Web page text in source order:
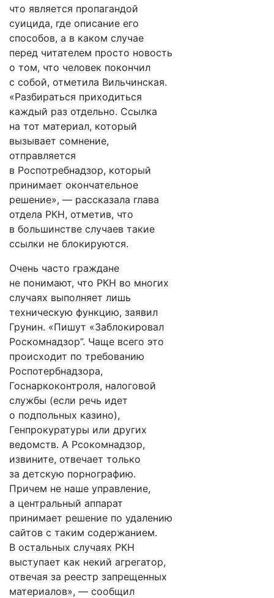
что является пропагандой
суицида, где описание его
способов, а в каком случае
перед читателем просто новость
о том, что человек покончил
с собой, отметила Вильчинская.
«Разбираться приходиться
каждый раз отдельно. Ссылка
на тот материал, который
вызывает сомнение,
отправляется
в Роспотребнадзор, который
принимает окончательное
решение», — рассказала глава
отдела РКН, отметив, что
в большинстве случаев такие
ссылки не блокируются.
Очень часто граждане
не понимают, что РКН во многих
случаях выполняет лишь
техническую функцию, заявил
Грунин. «Пишут «Заблокировал
Роскомнадзор”. Чаще всего это
происходит по требованию
Роспотербнадзора,
Госнаркоконтроля, налоговой
службы (если речь идет
о подпольных казино),
Генпрокуратуры или других
ведомств. А Рсокомнадзор,
извините, отвечает только
за детскую порнографию.
Причем не наше управление,
а центральный аппарат
принимает решение по удалению
сайтов с таким содержанием.
В остальных случаях РКН
выступает как некий агрегатор,
отвечая за реестр запрещенных
материалов», — сообщил